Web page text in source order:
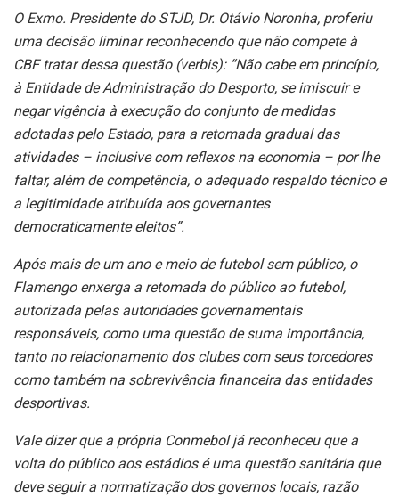
O Exmo. Presidente do STJD, Dr. Otávio Noronha, proferiu
uma decisão liminar reconhecendo que não compete à
CBF tratar dessa questão (verbis): “Não cabe em princípio,
à Entidade de Administração do Desporto, se imiscuir e
negar vigência à execução do conjunto de medidas
adotadas pelo Estado, para a retomada gradual das
atividades – inclusive com reflexos na economia – por lhe
faltar, além de competência, o adequado respaldo técnico e
a legitimidade atribuída aos governantes
democraticamente eleitos”.
Após mais de um ano e meio de futebol sem público, o
Flamengo enxerga a retomada do público ao futebol,
autorizada pelas autoridades governamentais
responsáveis, como uma questão de suma importância,
tanto no relacionamento dos clubes com seus torcedores
como também na sobrevivência financeira das entidades
desportivas.
Vale dizer que a própria Conmebol já reconheceu que a
volta do público aos estádios é uma questão sanitária que
deve seguir a normatização dos governos locais, razão